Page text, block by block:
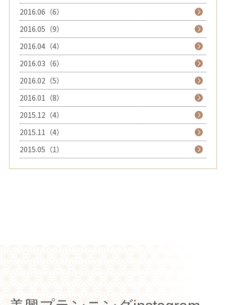
2016.06（6）
2016.05（9）
2016.04（4）
2016.03（6）
2016.02（5）
2016.01（8）
2015.12（4）
2015.11（4）
2015.05（1）